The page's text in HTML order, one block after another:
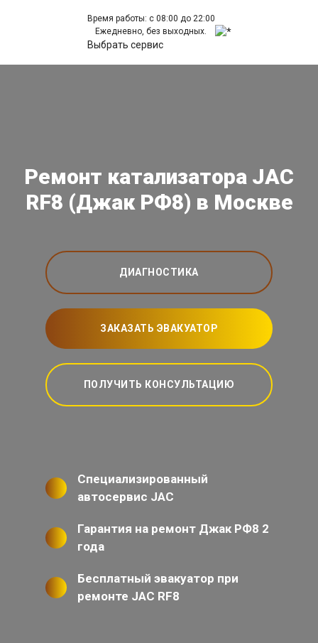
Время работы: с 08:00 до 22:00
Ежедневно, без выходных.
Выбрать сервис
Ремонт катализатора JAC
RF8 (Джак РФ8) в Москве
ДИАГНОСТИКА
ЗАКАЗАТЬ ЭВАКУАТОР
ПОЛУЧИТЬ КОНСУЛЬТАЦИЮ
Специализированный
автосервис JAC
Гарантия на ремонт Джак РФ8 2
года
Бесплатный эвакуатор при
ремонте JAC RF8